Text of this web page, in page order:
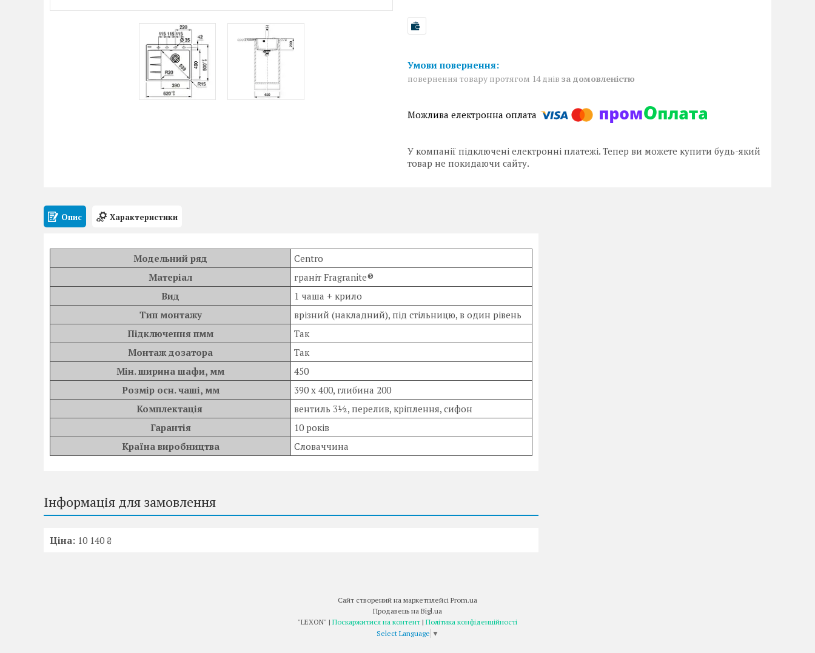
повернення товару протягом 14 днів за домовленістю
У компанії підключені електронні платежі. Тепер ви можете купити будь-який
товар не покидаючи сайту.
Опис Характеристики
Модельний ряд
Centro
Матеріал
граніт Fragranite®
Вид
1 чаша + крило
Тип монтажу
врізний (накладний), під стільницю, в один рівень
Підключення пмм
Так
Монтаж дозатора
Так
Мін. ширина шафи, мм
450
Розмір осн. чаші, мм
390 х 400, глибина 200
Комплектація
вентиль 3½, перелив, кріплення, сифон
Гарантія
10 років
Країна виробництва
Словаччина
Інформація для замовлення
Ціна: 10 140 ₴
Сайт створений на маркетплейсі Prom.ua
Продавець на Bigl.ua
"LEXON" | Поскаржитися на контент | Політика конфіденційності
Select Language ▼